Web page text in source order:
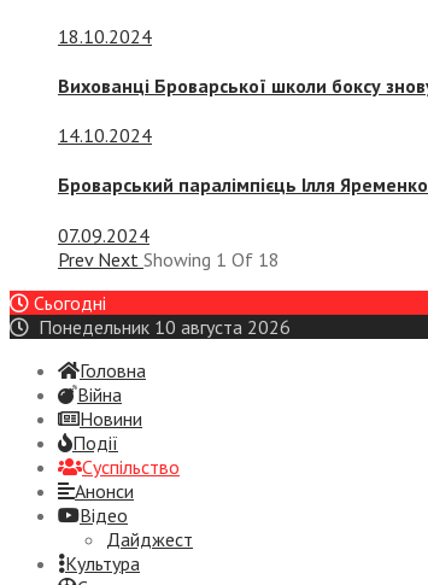
18.10.2024
Вихованці Броварської школи боксу
14.10.2024
Броварський паралімпієць Ілля
07.09.2024
Prev Next Showing 1 Of 18
Сьогодні
Понедельник 10 августа 2026
Головна
Війна
Новини
Події
Суспiльство
Анонси
Відео
Дайджест
Культура